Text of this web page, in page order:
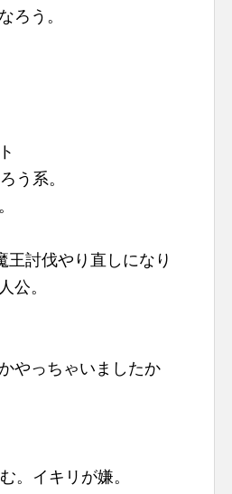
ろう。
う系。
王討伐やり直しになり
公。
やっちゃいましたか
。イキリが嫌。